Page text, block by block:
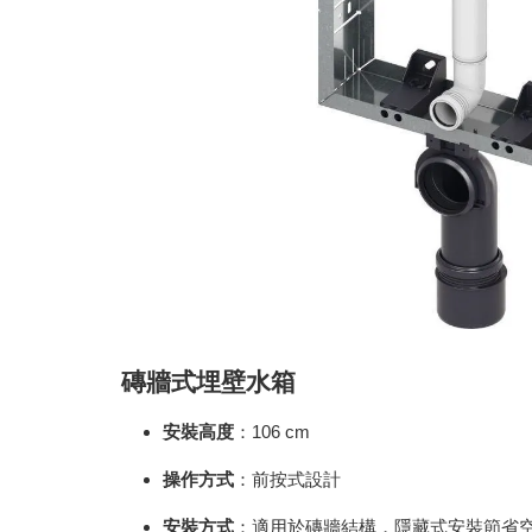
磚牆式埋壁水箱
安裝高度 ：106 cm
操作方式 ：前按式設計
安裝方式 ：適用於磚牆結構，隱藏式安裝節省